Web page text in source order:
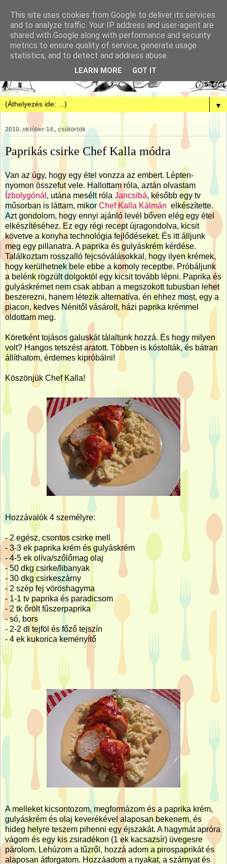
▼
2010. október 14., csütörtök
Paprikás csirke Chef Kalla módra
Van az úgy, hogy egy étel vonzza az embert. Lépten-
nyomon összefut vele. Hallottam róla, aztán olvastam
Ízbolygónál , utána mesélt róla Jancsibá, később egy tv
műsorban is láttam, mikor Chef Kalla Kálmán elkészítette.
Azt gondolom, hogy ennyi ajánló levél bőven elég egy étel
elkészítéséhez. Ez egy régi recept újragondolva, kicsit
követve a konyha technológia fejlődéseket. És itt álljunk
meg egy pillanatra. A paprika és gulyáskrém kérdése.
Találkoztam rosszalló fejcsóválásokkal, hogy ilyen krémek,
hogy kerülhetnek bele ebbe a komoly receptbe. Próbáljunk
a belénk rögzült dolgoktól egy kicsit tovább lépni. Paprika és
gulyáskrémet nem csak abban a megszokott tubusban lehet
beszerezni, hanem létezik alternatíva. én ehhez most, egy a
piacon, kedves Nénitől vásárolt, házi paprika krémmel
oldottam meg.
Köretként tojásos galuskát tálaltunk hozzá. És hogy milyen
volt? Hangos tetszést aratott. Többen is kóstolták, és bátran
állíthatom, érdemes kipróbálni!
Köszönjük Chef Kalla!
Hozzávalók 4 személyre:
- 2 egész, csontos csirke mell
- 3-3 ek paprika krém és gulyáskrém
- 4-5 ek olíva/szőlőmag olaj
- 50 dkg csirke/libanyak
- 30 dkg csirkeszárny
- 2 szép fej vöröshagyma
- 1-1 tv paprika és paradicsom
- 2 tk őrölt fűszerpaprika
- só, bors
- 2-2 dl tejföl és főző tejszín
- 4 ek kukorica keményítő
A melleket kicsontozom, megformázom és a paprika krém,
gulyáskrém és olaj keverékével alaposan bekenem, és
hideg helyre teszem pihenni egy éjszakát. A hagymát apróra
vágom és egy kis zsiradékon (1 ek kacsazsír) üvegesre
párolom. Lehúzom a tűzről, hozzá adom a pirospaprikát és
alaposan átforgatom. Hozzáadom a nyakat, a szárnyat és
This site uses cookies from Google to deliver its services
and to analyze traffic. Your IP address and user-agent are
shared with Google along with performance and security
metrics to ensure quality of service, generate usage
statistics, and to detect and address abuse.
LEARN MORE GOT IT